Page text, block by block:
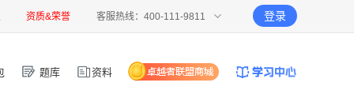
资质&荣誉 客服热线：400-111-9811 登录
题库 资料